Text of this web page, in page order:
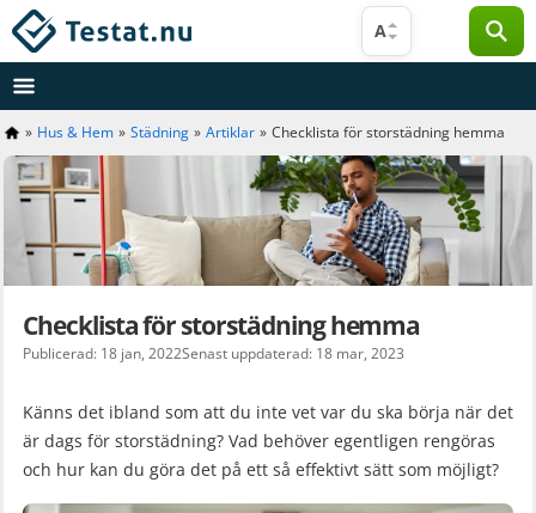
Hoppa
till
innehåll
A
» Hus & Hem » Städning » Artiklar » Checklista för storstädning hemma
Checklista för storstädning hemma
Publicerad: 18 jan, 2022Senast uppdaterad: 18 mar, 2023
Känns det ibland som att du inte vet var du ska börja när det
är dags för storstädning? Vad behöver egentligen rengöras
och hur kan du göra det på ett så effektivt sätt som möjligt?